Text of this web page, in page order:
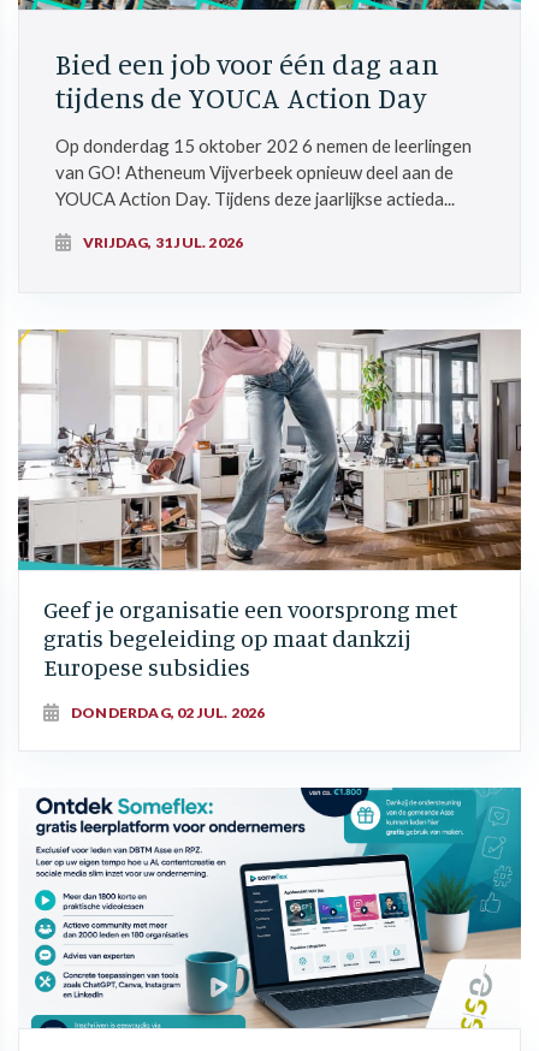
Bied een job voor één dag aan
tijdens de YOUCA Action Day
Op donderdag 15 oktober 202 6 nemen de leerlingen
van GO! Atheneum Vijverbeek opnieuw deel aan de
YOUCA Action Day. Tijdens deze jaarlijkse actieda...
VRIJDAG, 31 JUL. 2026
Geef je organisatie een voorsprong met
gratis begeleiding op maat dankzij
Europese subsidies
DONDERDAG, 02 JUL. 2026